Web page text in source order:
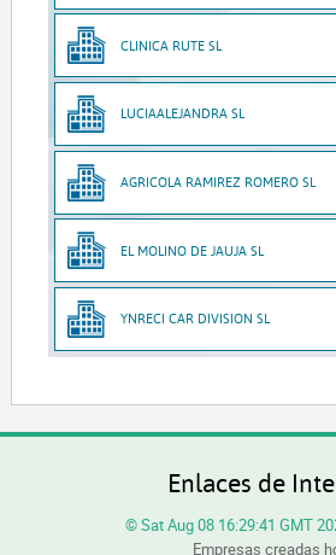
CLINICA RUTE SL
LUCIAALEJANDRA SL
AGRICOLA RAMIREZ ROMERO SL
EL MOLINO DE JAUJA SL
YNRECI CAR DIVISION SL
Enlaces de
© Sat Aug 08 16:29:41 GMT
Empresas creadas